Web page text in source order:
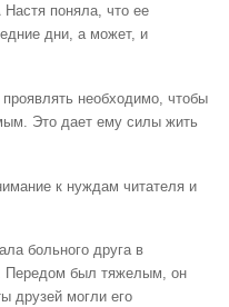
поняла, что ее
дни, а может, и
необходимо, чтобы
Это дает ему силы жить
к нуждам читателя и
больного друга в
Передом был тяжелым, он
друзей могли его